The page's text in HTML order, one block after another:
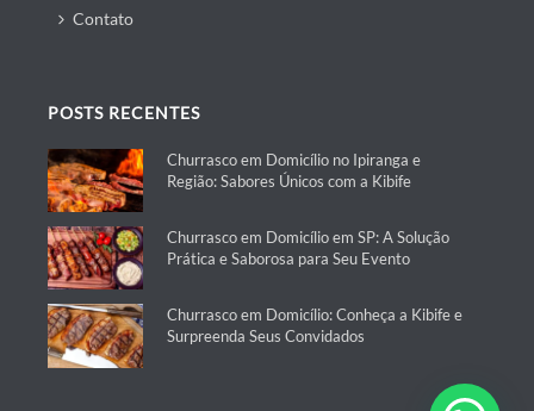
Contato
POSTS RECENTES
Churrasco em Domicílio no Ipiranga e
Região: Sabores Únicos com a Kibife
Churrasco em Domicílio em SP: A Solução
Prática e Saborosa para Seu Evento
Churrasco em Domicílio: Conheça a Kibife e
Surpreenda Seus Convidados